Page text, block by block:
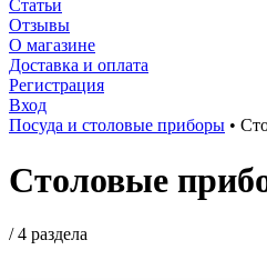
Статьи
Отзывы
О магазине
Доставка и оплата
Регистрация
Вход
Посуда и столовые приборы •
Столовые
/4 раздела